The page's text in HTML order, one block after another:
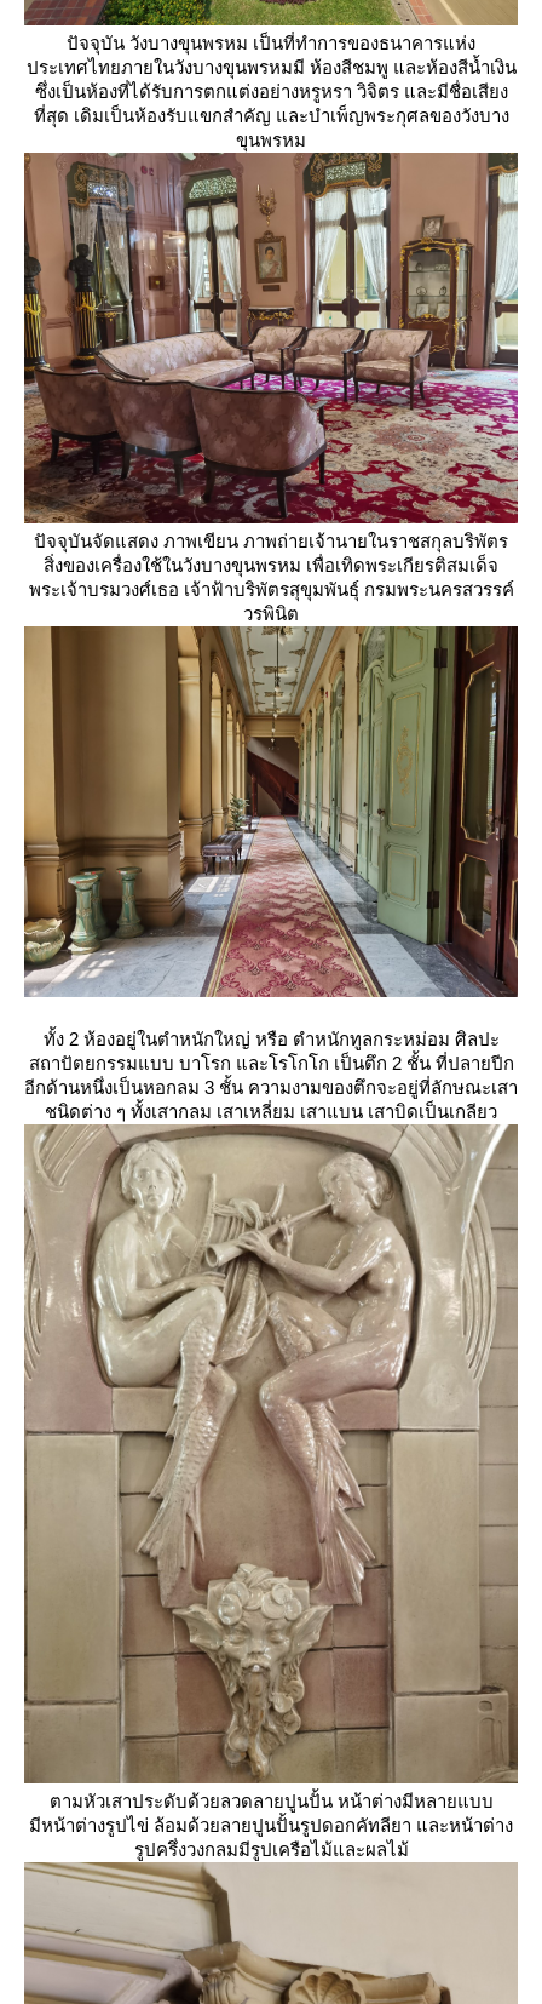
ปัจจุบัน วังบางขุนพรหม เป็นที่ทำการของธนาคารแห่ง
ประเทศไทยภายในวังบางขุนพรหมมี ห้องสีชมพู และห้องสีน้ำเงิน
ซึ่งเป็นห้องที่ได้รับการตกแต่งอย่างหรูหรา วิจิตร และมีชื่อเสียง
ที่สุด เดิมเป็นห้องรับแขกสำคัญ และบำเพ็ญพระกุศลของวังบาง
ขุนพรหม
ปัจจุบันจัดแสดง ภาพเขียน ภาพถ่ายเจ้านายในราชสกุลบริพัตร
สิ่งของเครื่องใช้ในวังบางขุนพรหม เพื่อเทิดพระเกียรติสมเด็จ
พระเจ้าบรมวงศ์เธอ เจ้าฟ้าบริพัตรสุขุมพันธุ์ กรมพระนครสวรรค์
วรพินิต
ทั้ง 2 ห้องอยู่ในตำหนักใหญ่ หรือ ตำหนักทูลกระหม่อม ศิลปะ
สถาปัตยกรรมแบบ บาโรก และโรโกโก เป็นตึก 2 ชั้น ที่ปลายปีก
อีกด้านหนึ่งเป็นหอกลม 3 ชั้น ความงามของตึกจะอยู่ที่ลักษณะเสา
ชนิดต่าง ๆ ทั้งเสากลม เสาเหลี่ยม เสาแบน เสาบิดเป็นเกลียว
ตามหัวเสาประดับด้วยลวดลายปูนปั้น หน้าต่างมีหลายแบบ
มีหน้าต่างรูปไข่ ล้อมด้วยลายปูนปั้นรูปดอกคัทลียา และหน้าต่าง
รูปครึ่งวงกลมมีรูปเครือไม้และผลไม้